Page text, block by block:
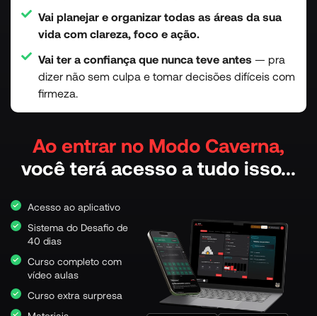
Vai planejar e organizar todas as áreas da sua
vida com clareza, foco e ação.
Vai ter a confiança que nunca teve antes — pra
dizer não sem culpa e tomar decisões difíceis com
firmeza.
Ao entrar no Modo Caverna,
você terá acesso a tudo isso...
Acesso ao aplicativo
Sistema do Desafio de
40 dias
Curso completo com
vídeo aulas
Curso extra surpresa